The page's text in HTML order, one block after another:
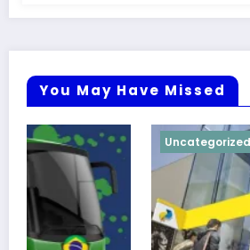
You May Have Missed
Uncategorized